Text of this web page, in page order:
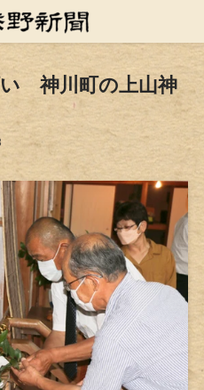
神川町の上山神